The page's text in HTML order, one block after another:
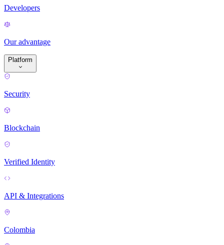
Developers
Our advantage
Platform
Security
Blockchain
Verified Identity
API & Integrations
Colombia